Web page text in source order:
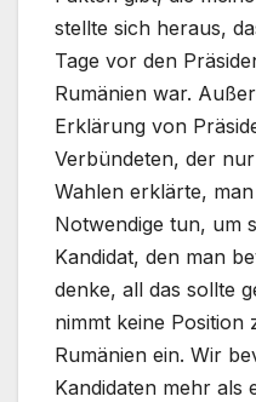
stellte sich heraus,
Tage vor den
Rumänien war.
Erklärung von
Verbündeten, der
Wahlen erklärte,
Notwendige tun, um
Kandidat, den man
denke, all das sollte
nimmt keine Position
Rumänien ein. Wir
Kandidaten mehr als